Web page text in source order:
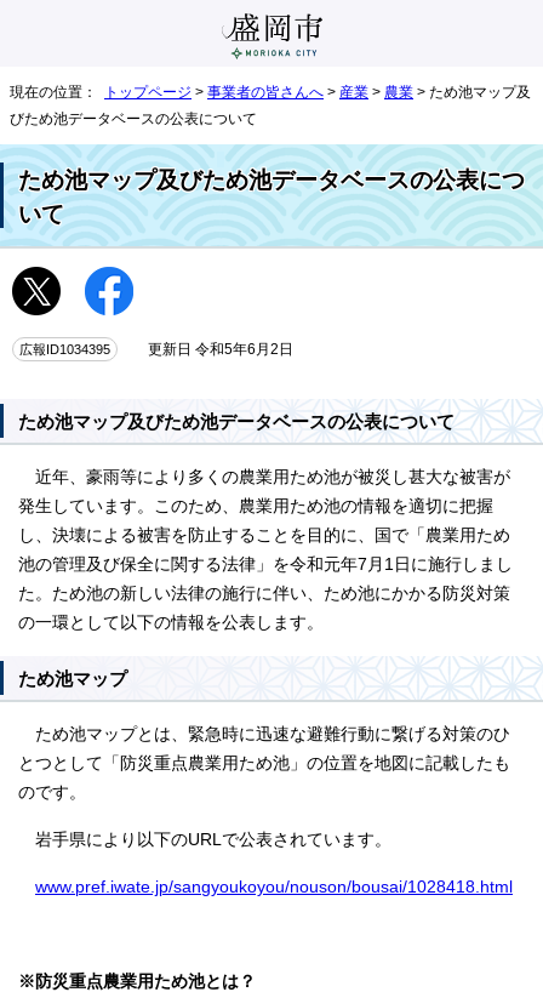
現在の位置： トップページ > 事業者の皆さんへ > 産業 > 農業 > ため池マップ及
びため池データベースの公表について
ため池マップ及びため池データベースの公表につ
いて
広報ID1034395 更新日 令和5年6月2日
ため池マップ及びため池データベースの公表について
近年、豪雨等により多くの農業用ため池が被災し甚大な被害が
発生しています。このため、農業用ため池の情報を適切に把握
し、決壊による被害を防止することを目的に、国で「農業用ため
池の管理及び保全に関する法律」を令和元年7月1日に施行しまし
た。ため池の新しい法律の施行に伴い、ため池にかかる防災対策
の一環として以下の情報を公表します。
ため池マップ
ため池マップとは、緊急時に迅速な避難行動に繋げる対策のひ
とつとして「防災重点農業用ため池」の位置を地図に記載したも
のです。
岩手県により以下のURLで公表されています。
www.pref.iwate.jp/sangyoukoyou/nouson/bousai/1028418.html
※防災重点農業用ため池とは？